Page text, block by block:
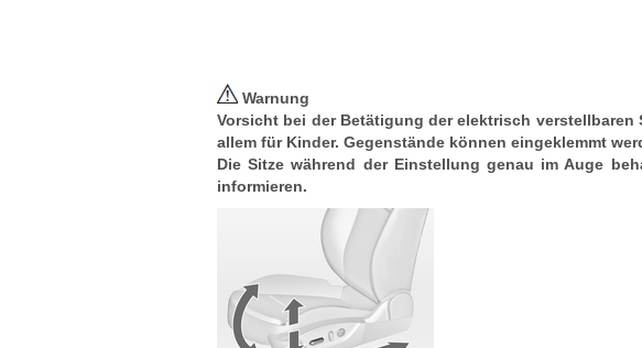
Warnung
Vorsicht bei der Betätigung der elektrisch verstellbaren
allem für Kinder. Gegenstände können eingeklemmt
Die Sitze während der Einstellung genau im Auge
informieren.